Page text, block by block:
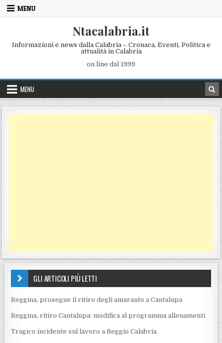
Skip to content
MENU
Ntacalabria.it
Informazioni e news dalla Calabria – Cronaca, Eventi, Politica e
attualità in Calabria
on line dal 1999
MENU
GLI ARTICOLI PIÙ LETTI
Reggina, prosegue il ritiro degli amaranto a Cantalupa
Reggina, ritiro Cantalupa: modifica al programma allenamenti
Tragico incidente sul lavoro a Reggio Calabria